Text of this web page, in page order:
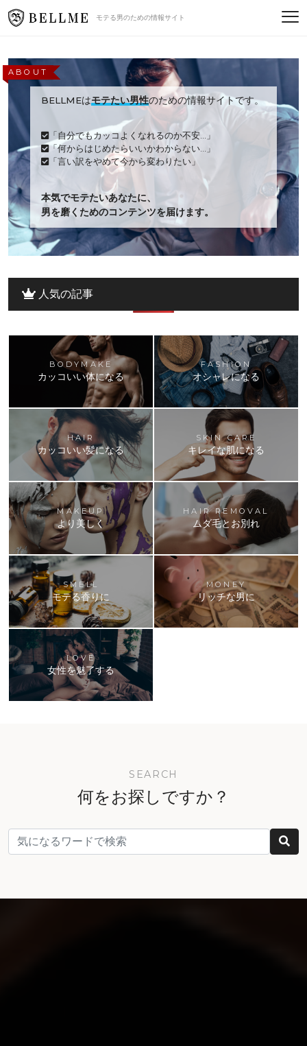
モテる男のための情報サイト
ABOUT
BELLMEはモテたい男性のための情報サイトです。
「自分でもカッコよくなれるのか不安...」
「何からはじめたらいいかわからない...」
「言い訳をやめて今から変わりたい」
本気でモテたいあなたに、
男を磨くためのコンテンツを届けます。
人気の記事
BODYMAKE
カッコいい体になる
FASHION
オシャレになる
HAIR
カッコいい髪になる
SKIN CARE
キレイな肌になる
MAKEUP
より美しく
HAIR REMOVAL
ムダ毛とお別れ
SMELL
モテる香りに
MONEY
リッチな男に
LOVE
女性を魅了する
SEARCH
何をお探しですか？